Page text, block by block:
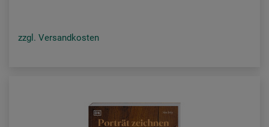
zzgl. Versandkosten